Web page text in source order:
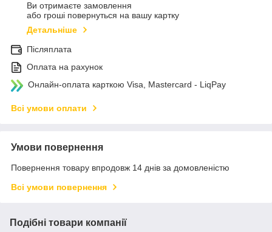
Ви отримаєте замовлення
або гроші повернуться на вашу картку
Детальніше
Післяплата
Оплата на рахунок
Онлайн-оплата карткою Visa, Mastercard - LiqPay
Всі умови оплати
Умови повернення
Повернення товару впродовж 14 днів за домовленістю
Всі умови повернення
Подібні товари компанії